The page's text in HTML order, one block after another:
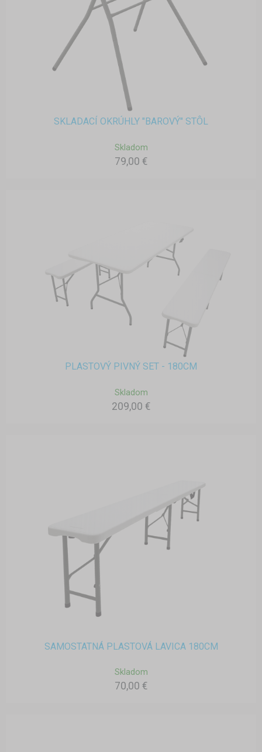
SKLADACÍ OKRÚHLY "BAROVÝ" STÔL
Skladom
79,00 €
PLASTOVÝ PIVNÝ SET - 180CM
Skladom
209,00 €
SAMOSTATNÁ PLASTOVÁ LAVICA 180CM
Skladom
70,00 €